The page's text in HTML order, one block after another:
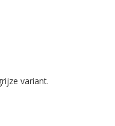
variant.